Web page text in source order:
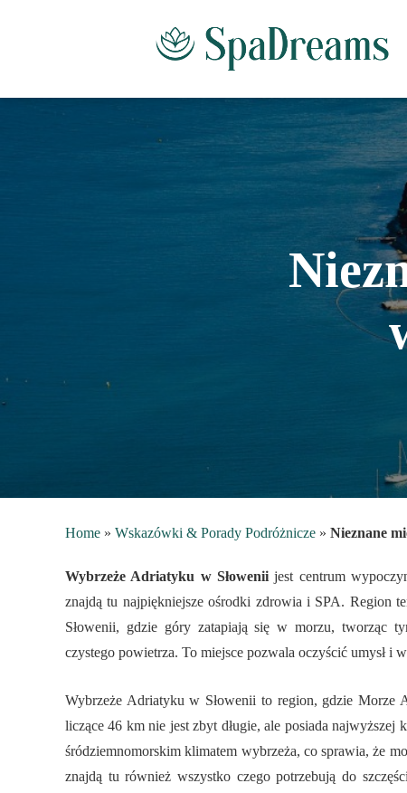
Home » Wskazówki & Porady Podróżnicze » Nieznane
Wybrzeże Adriatyku w Słoweniijest centrum
znajdą tu najpiękniejsze ośrodki zdrowia i SPA. Region
Słowenii, gdzie góry zatapiają się w morzu, tworząc
czystego powietrza. To miejsce pozwala oczyścić umysł i
Wybrzeże Adriatyku w Słowenii to region, gdzie Morze
liczące 46 km nie jest zbyt długie, ale posiada najwyższej
śródziemnomorskim klimatem wybrzeża, co sprawia, że
znajdą tu również wszystko czego potrzebują do